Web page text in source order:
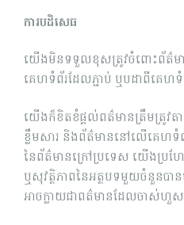
ការបដិសេធ
យើង​មិន​ទទួល​ខុស​ត្រូវ​ចំពោះ​ព័ត៌ម
គេហទំព័រ​ដែល​ភ្ជាប់ ឬ​បដា​ពី​គេហទំ
យើងក៏ខិតខំផ្តល់ពត៌មានត្រឹមត្រូវត
ខ្លឹមសារ និងព័ត៌មាននៅលើគេហទំ
នៃព័ត៌មានក្រៅប្រទេស យើងប្រហែ
ឬសុវត្ថិភាពនៃអត្ថបទមួយចំនួនបាន
អាចក្លាយជាពត៌មានដែលចាស់